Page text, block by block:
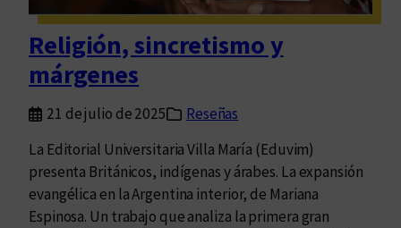
Religión, sincretismo y
márgenes
21 de julio de 2025
Reseñas
La Editorial Universitaria Villa María (Eduvim)
presenta Británicos, indígenas y árabes. La expansión
evangélica en la Argentina interior, de Mariana
Espinosa. Un trabajo que analiza la primera gran